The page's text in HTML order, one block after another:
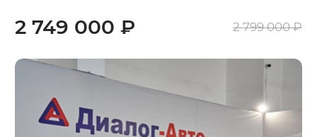
2 749 000 ₽ 2 799 000 ₽